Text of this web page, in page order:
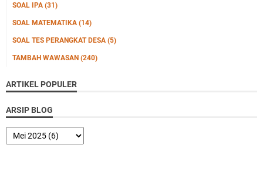
SOAL IPA (31)
SOAL MATEMATIKA (14)
SOAL TES PERANGKAT DESA (5)
TAMBAH WAWASAN (240)
ARTIKEL POPULER
ARSIP BLOG